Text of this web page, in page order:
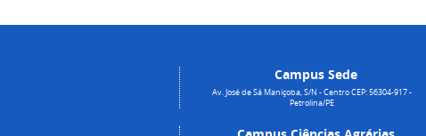
Campus Sede
Av. José de Sá Maniçoba, S/N - Centro CEP: 56304-917 -
Petrolina/PE